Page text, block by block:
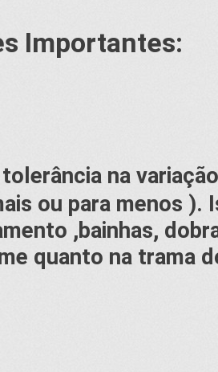
Importantes:
na
ou para menos
,bainhas,
quanto na trama